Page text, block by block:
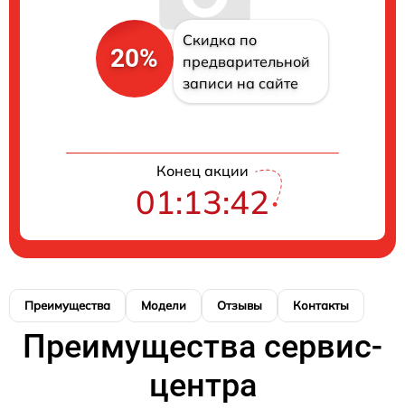
20%
Скидка по
предварительной
записи на сайте
Конец акции
01:13:42
Преимущества Модели Отзывы Контакты
Преимущества сервис-
центра